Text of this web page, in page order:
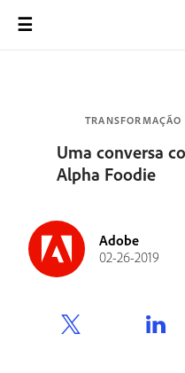
Uma conversa
Alpha Foodie
Adobe
02-26-2019